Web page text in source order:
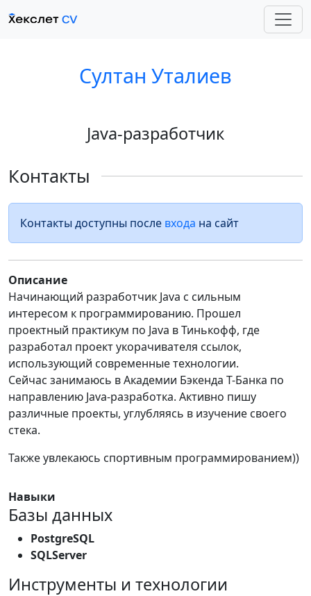
Султан Уталиев
Java-разработчик
Контакты
Контакты доступны после входа на сайт
Описание
Начинающий разработчик Java с сильным
интересом к программированию. Прошел
проектный практикум по Java в Тинькофф, где
разработал проект укорачивателя ссылок,
использующий современные технологии.
Сейчас занимаюсь в Академии Бэкенда Т-Банка по
направлению Java-разработка. Активно пишу
различные проекты, углубляясь в изучение своего
стека.
Также увлекаюсь спортивным программированием))
Навыки
Базы данных
PostgreSQL
SQLServer
Инструменты и технологии